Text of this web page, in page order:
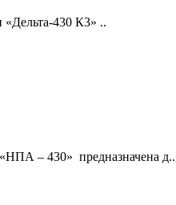
«Дельта-430 К3» ..
– 430» предназначена д..